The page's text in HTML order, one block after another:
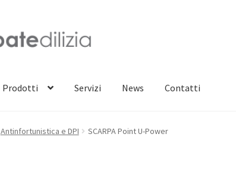
Prodotti Servizi News Contatti
Antinfortunistica e DPI SCARPA Point U-Power